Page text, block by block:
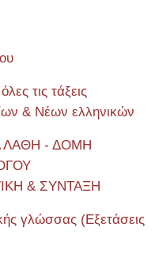
τις τάξεις
& Νέων ελληνικών
ΛΑΘΗ - ΔΟΜΗ
& ΣΥΝΤΑΞΗ
γλώσσας (Εξετάσεις